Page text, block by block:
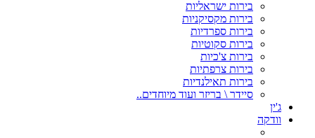
בירות ישראליות
בירות מקסיקניות
בירות ספרדיות
בירות סקוטיות
בירות צ'כיות
בירות צרפתיות
בירות תאילנדיות
סיידר \ בריזר ועוד מיוחדים..
ג'ין
וודקה